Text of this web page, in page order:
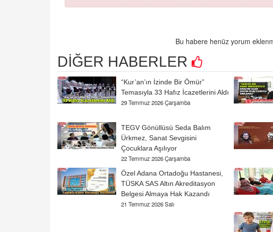
Bu habere henüz yorum
DİĞER HABERLER
“Kur’an’ın İzinde Bir Ömür”
Temasıyla 33 Hafız İcazetlerini Aldı
29 Temmuz 2026 Çarşamba
TEGV Gönüllüsü Seda Balım
Ürkmez, Sanat Sevgisini
Çocuklara Aşılıyor
22 Temmuz 2026 Çarşamba
Özel Adana Ortadoğu Hastanesi,
TÜSKA SAS Altın Akreditasyon
Belgesi Almaya Hak Kazandı
21 Temmuz 2026 Salı